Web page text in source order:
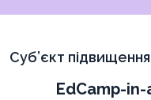
Суб’єкт підвищення
EdCamp-